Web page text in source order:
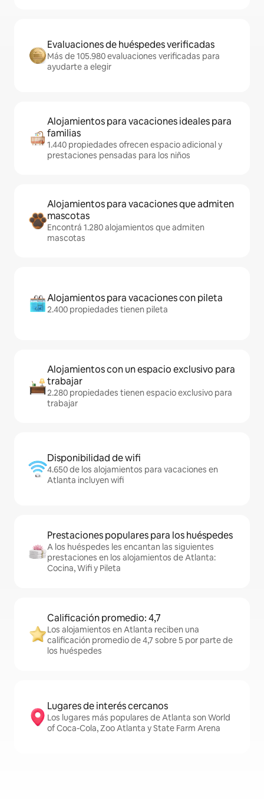
Evaluaciones de huéspedes verificadas
Más de 105.980 evaluaciones verificadas para
ayudarte a elegir
Alojamientos para vacaciones ideales para
familias
1.440 propiedades ofrecen espacio adicional y
prestaciones pensadas para los niños
Alojamientos para vacaciones que admiten
mascotas
Encontrá 1.280 alojamientos que admiten
mascotas
Alojamientos para vacaciones con pileta
2.400 propiedades tienen pileta
Alojamientos con un espacio exclusivo para
trabajar
2.280 propiedades tienen espacio exclusivo para
trabajar
Disponibilidad de wifi
4.650 de los alojamientos para vacaciones en
Atlanta incluyen wifi
Prestaciones populares para los huéspedes
A los huéspedes les encantan las siguientes
prestaciones en los alojamientos de Atlanta:
Cocina, Wifi y Pileta
Calificación promedio: 4,7
Los alojamientos en Atlanta reciben una
calificación promedio de 4,7 sobre 5 por parte de
los huéspedes
Lugares de interés cercanos
Los lugares más populares de Atlanta son World
of Coca-Cola, Zoo Atlanta y State Farm Arena